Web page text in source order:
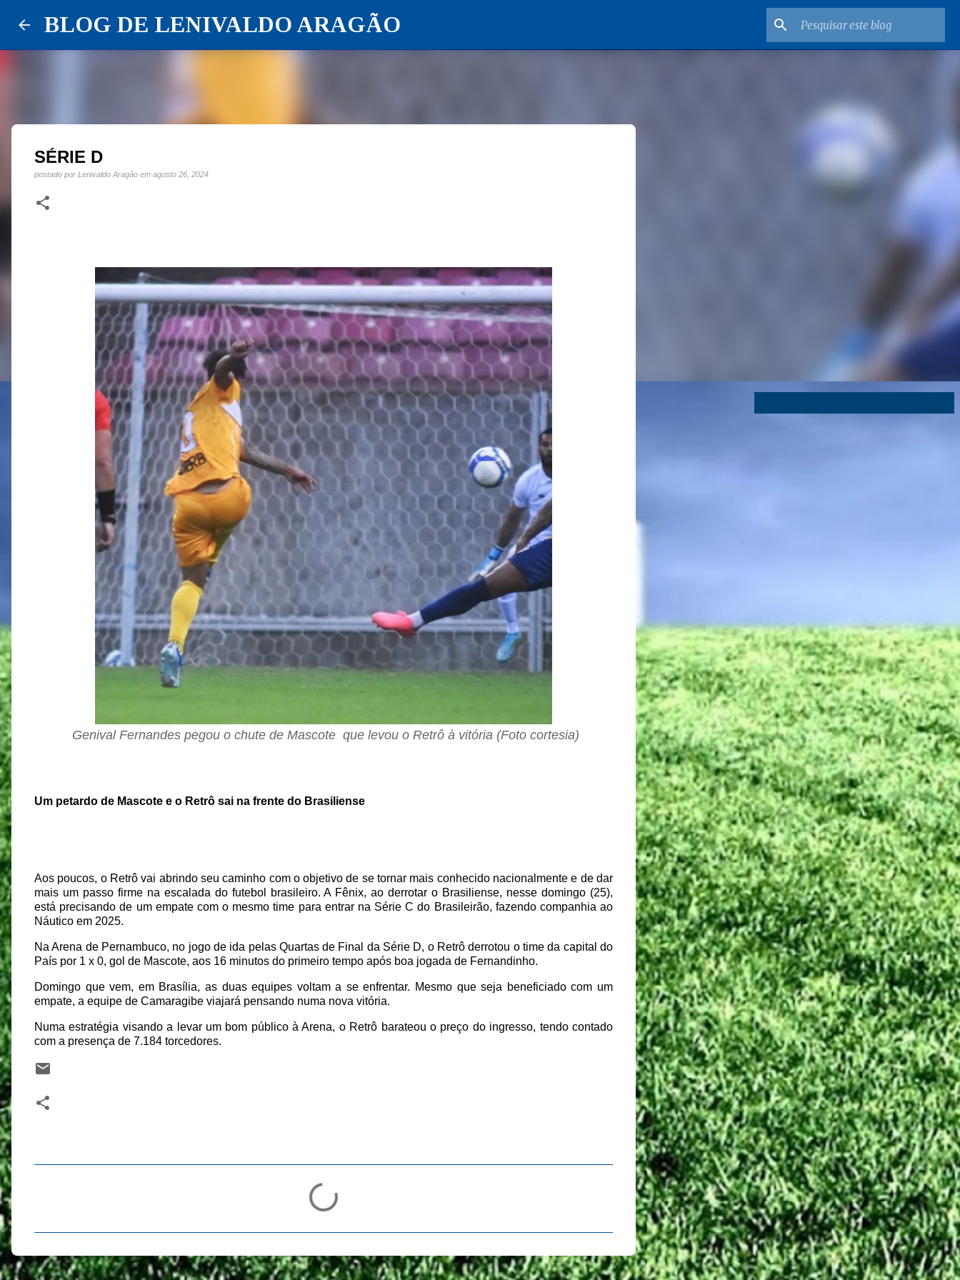
BLOG DE LENIVALDO ARAGÃO
SÉRIE D
postado por Lenivaldo Aragão em agosto 26, 2024
Genival Fernandes pegou o chute de Mascote que levou o Retrô à vitória (Foto cortesia)
Um petardo de Mascote e o Retrô sai na frente do Brasiliense
Aos poucos, o Retrô vai abrindo seu caminho com o objetivo de se tornar mais conhecido nacionalmente e de dar
mais um passo firme na escalada do futebol brasileiro. A Fênix, ao derrotar o Brasiliense, nesse domingo (25),
está precisando de um empate com o mesmo time para entrar na Série C do Brasileirão, fazendo companhia ao
Náutico em 2025.
Na Arena de Pernambuco, no jogo de ida pelas Quartas de Final da Série D, o Retrô derrotou o time da capital do
País por 1 x 0, gol de Mascote, aos 16 minutos do primeiro tempo após boa jogada de Fernandinho.
Domingo que vem, em Brasília, as duas equipes voltam a se enfrentar. Mesmo que seja beneficiado com um
empate, a equipe de Camaragibe viajará pensando numa nova vitória.
Numa estratégia visando a levar um bom público à Arena, o Retrô barateou o preço do ingresso, tendo contado
com a presença de 7.184 torcedores.
n